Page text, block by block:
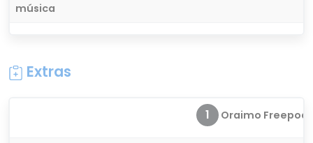
música
Extras
1 Oraimo